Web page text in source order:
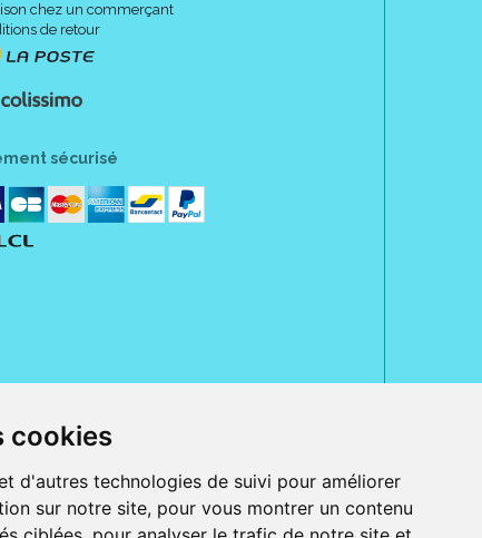
cookies
d'autres technologies de suivi pour améliorer
sur notre site, pour vous montrer un contenu
chez un commerçant
de retour
sécurisé
d' Harcourt, 80300 Albert.
et iPod touch), ou sur Google Play (pour Androïd 5.0 ou version